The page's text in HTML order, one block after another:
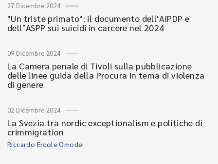
27 Dicembre 2024
"Un triste primato": il documento dell'AIPDP e
dell’ASPP sui suicidi in carcere nel 2024
09 Dicembre 2024
La Camera penale di Tivoli sulla pubblicazione
delle linee guida della Procura in tema di violenza
di genere
02 Dicembre 2024
La Svezia tra nordic exceptionalism e politiche di
crimmigration
Riccardo Ercole Omodei